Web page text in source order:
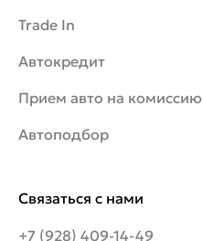
Связаться с нами
+7 (928) 409-14-49
Trade In
Автокредит
Прием авто на комиссию
Автоподбор